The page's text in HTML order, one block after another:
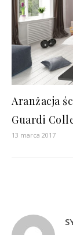
Aranżacja
Guardi
13 marca 2017